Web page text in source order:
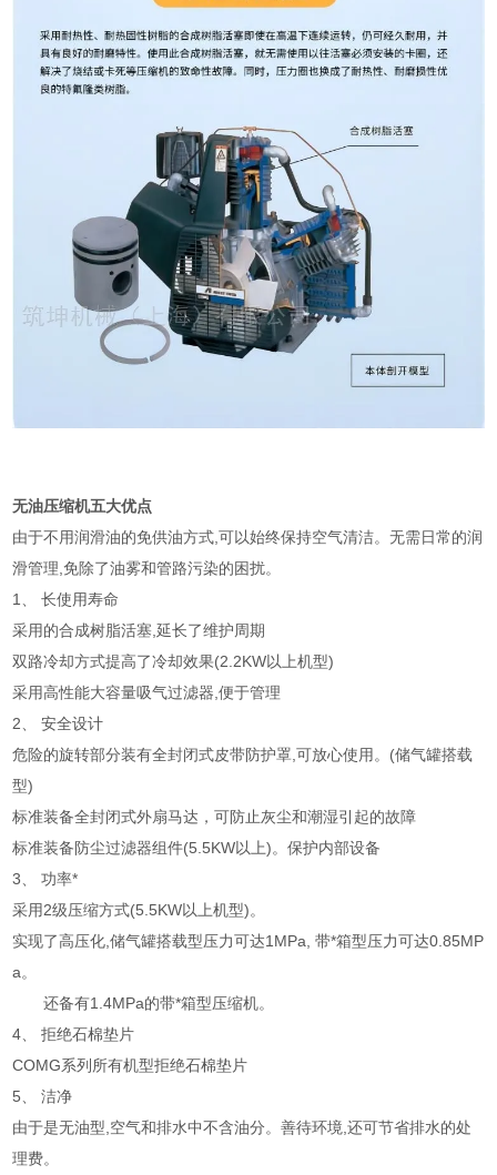
无油压缩机五大优点
由于不用润滑油的免供油方式 ,可以始终保持空气清洁。无需日常的润
滑管理 ,免除了油雾和管路污染的困扰。
1、长使用寿命
采用的合成树脂活塞 ,延长了维护周期
双路冷却方式提高了冷却效果(2.2KW以上机型)
采用高性能大容量吸气过滤器 ,便于管理
2、安全设计
危险的旋转部分装有全封闭式皮带防护罩 ,可放心使用。 (储气罐搭载
型)
标准装备全封闭式外扇马达，可防止灰尘和潮湿引起的故障
标准装备防尘过滤器组件(5.5KW以上)。保护内部设备
3、功率*
采用2级压缩方式(5.5KW以上机型)。
实现了高压化 ,储气罐搭载型压力可达1MPa,带*箱型压力可达0.85MP
a。
还备有1.4MPa的带*箱型压缩机。
4、拒绝石棉垫片
COMG系列所有机型拒绝石棉垫片
5、洁净
由于是无油型 空气和排水中不含油分。善待环境 ,还可节省排水的处
理费。